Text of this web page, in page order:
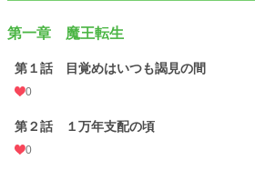
文字数 43,547
更新日時 2026.05.07 17:12
初回公開日時
週間ポイント 0 pt (228,637 位)
月間ポイント
第一章 魔王転生
第１話 目覚めはいつも謁見の間
0
第２話 １万年支配の頃
0